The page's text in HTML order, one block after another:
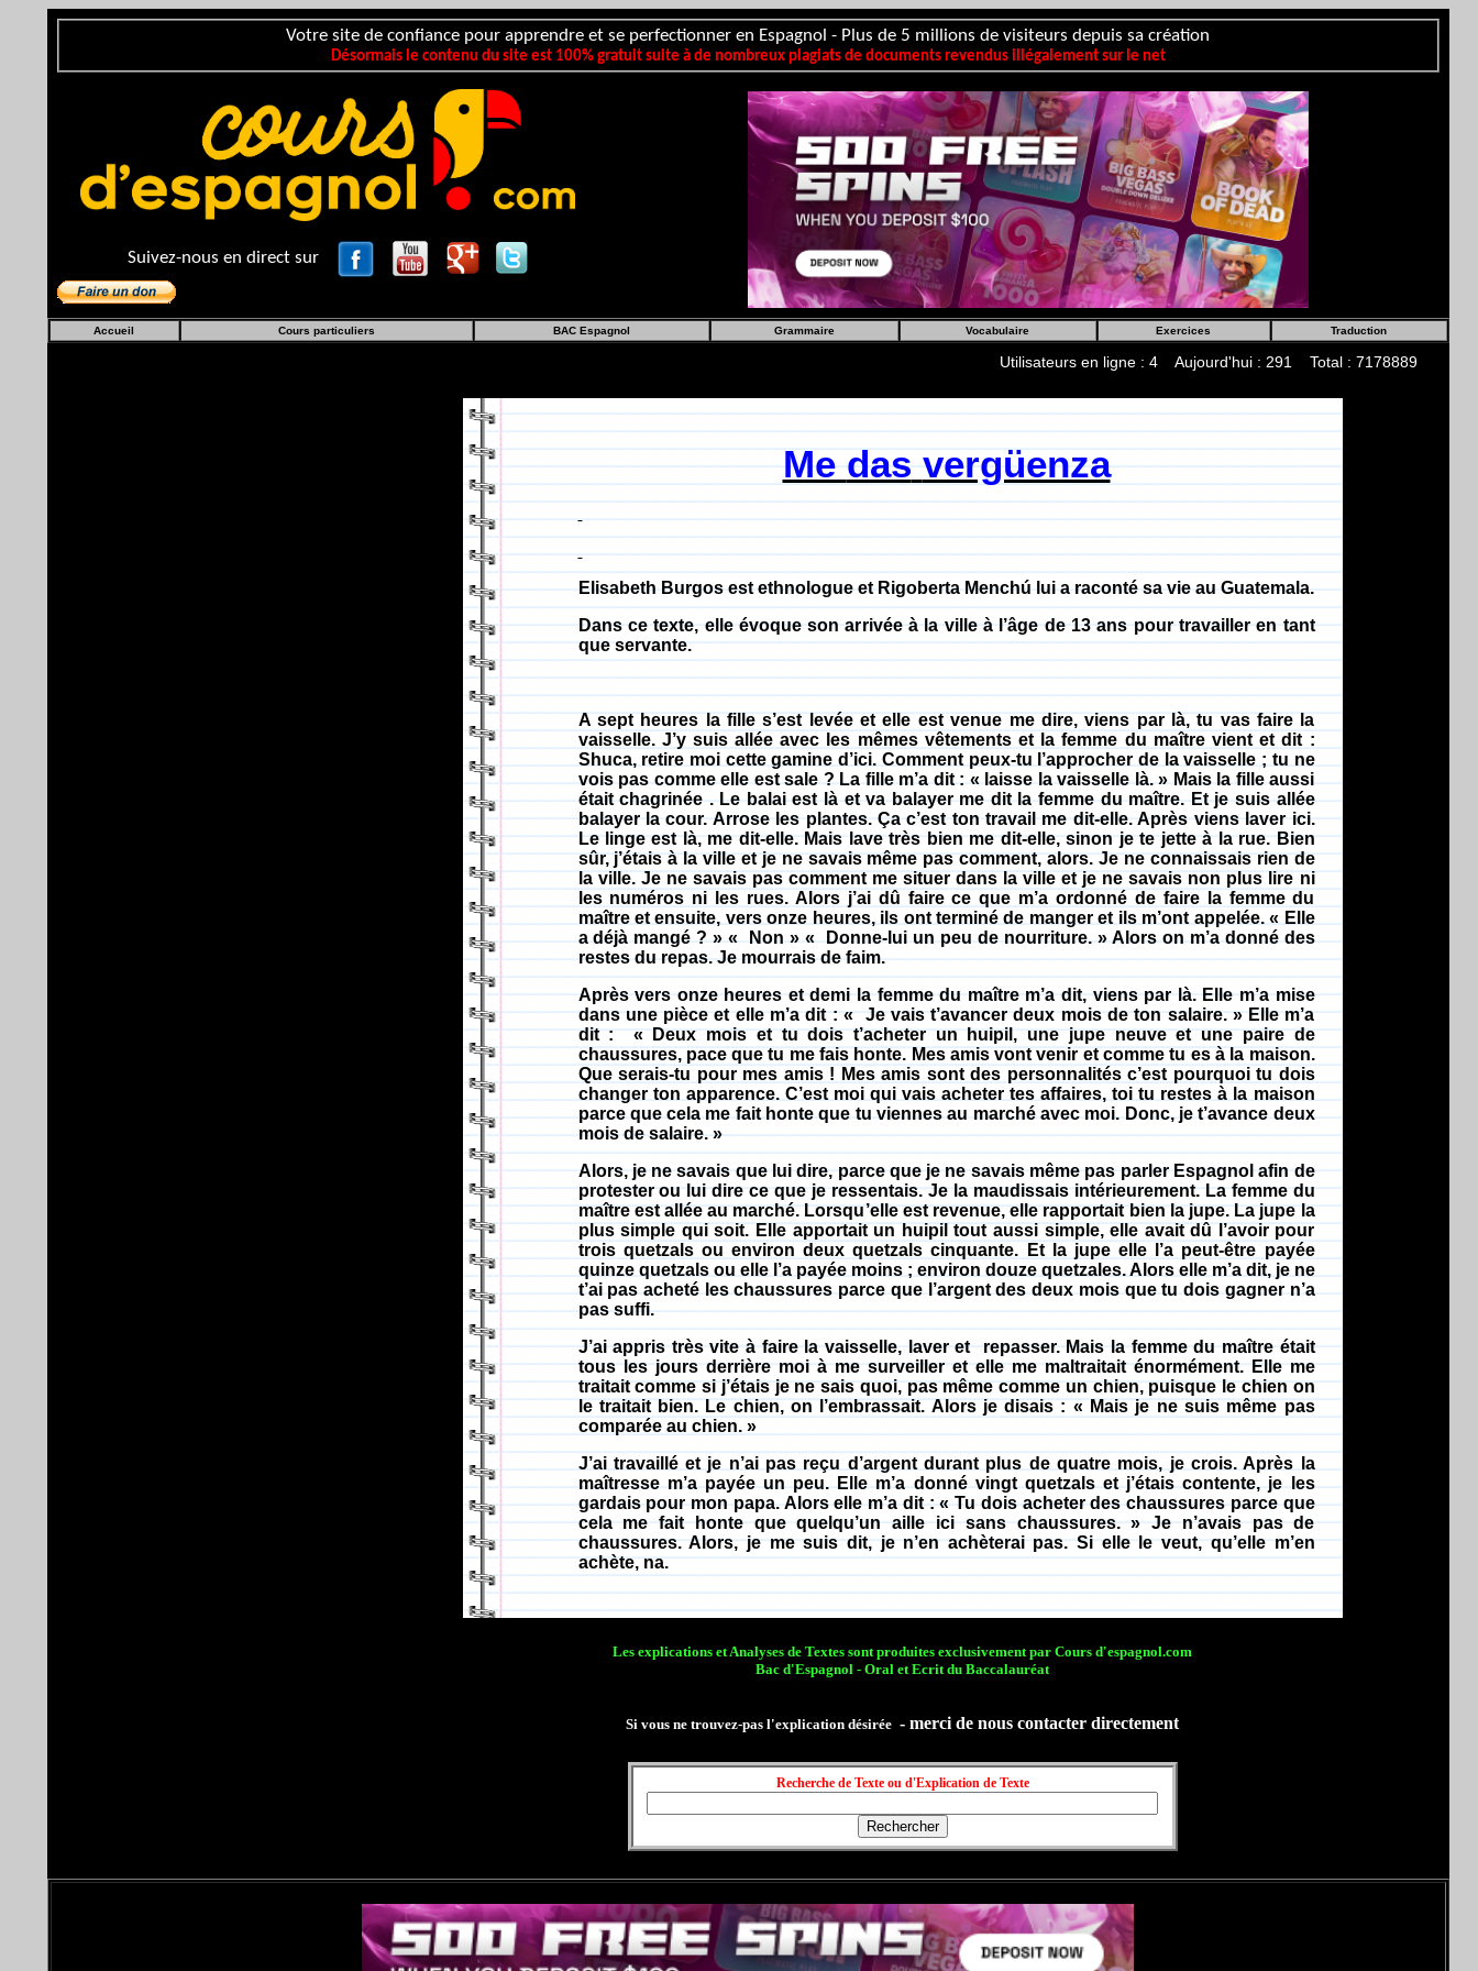
Votre site de confiance pour apprendre et se perfectionner en Espagnol - Plus de 5 millions de visiteurs depuis sa création
Désormais le contenu du site est 100% gratuit suite à de nombreux plagiats de documents revendus illégalement sur le net
Suivez-nous en direct sur
Accueil Cours particuliers BAC Espagnol Grammaire Vocabulaire Exercices Traduction
Utilisateurs en ligne : 4 Aujourd'hui : 291 Total : 7178889
Medas vergüenza
Elisabeth Burgos est ethnologue et Rigoberta Menchú lui a raconté sa vie au Guatemala.
Dans ce texte, elle évoque son arrivée à la ville à l’âge de 13 ans pour travailler en tant
que servante.
A sept heures la fille s’est levée et elle est venue me dire, viens par là, tu vas faire la
vaisselle. J’y suis allée avec les mêmes vêtements et la femme du maître vient et dit :
Shuca, retire moi cette gamine d’ici. Comment peux-tu l’approcher de la vaisselle ; tu ne
vois pas comme elle est sale ? La fille m’a dit : « laisse la vaisselle là. » Mais la fille aussi
étaitchagrinée .Le balai est là et va balayer me dit la femme du maître. Et je suis allée
balayer la cour. Arrose les plantes. Ça c’est ton travail me dit-elle. Après viens laver ici.
Le linge est là, me dit-elle. Mais lave très bien me dit-elle, sinon je te jette à la rue. Bien
sûr, j’étais à la ville et je ne savais même pas comment, alors. Je ne connaissais rien de
la ville. Je ne savais pas comment me situer dans la ville et je ne savais non plus lire ni
les numéros ni les rues. Alors j’ai dû faire ce que m’a ordonné de faire la femme du
maître et ensuite, vers onze heures, ils ont terminé de manger et ils m’ont appelée. « Elle
a déjà mangé ? » « Non » « Donne-lui un peu de nourriture. » Alors on m’a donné des
restes du repas. Je mourrais de faim.
Après vers onze heures et demi la femme du maître m’a dit, viens par là. Elle m’a mise
dans une pièce et elle m’a dit : « Je vais t’avancer deux mois de ton salaire. » Elle m’a
dit :«Deux mois et tu dois t’acheter un huipil, une jupe neuve et une paire de
chaussures, pace que tu me fais honte. Mes amis vont venir et comme tu es à la maison.
Que serais-tu pour mes amis ! Mes amis sont des personnalités c’est pourquoi tu dois
changer ton apparence. C’est moi qui vais acheter tes affaires, toi tu restes à la maison
parce que cela me fait honte que tu viennes au marché avec moi. Donc, je t’avance deux
mois de salaire. »
Alors, je ne savais que lui dire, parce que je ne savais même pas parler Espagnol afin de
protester ou lui dire ce que je ressentais. Je la maudissais intérieurement. La femme du
maître est allée au marché. Lorsqu’elle est revenue, elle rapportait bien la jupe. La jupe la
plus simple qui soit. Elle apportait un huipil tout aussi simple, elle avait dû l’avoir pour
trois quetzals ou environ deux quetzals cinquante. Et la jupe elle l’a peut-être payée
quinze quetzals ou elle l’a payée moins ; environ douze quetzales. Alors elle m’a dit, je ne
t’ai pas acheté les chaussures parce que l’argent des deux mois que tu dois gagner n’a
pas suffi.
J’ai appris très vite à faire la vaisselle, laver et
repasser. Mais la femme du maître était
tous les jours derrière moi à me surveiller et elle me maltraitait énormément. Elle me
traitait comme si j’étais je ne sais quoi, pas même comme un chien, puisque le chien on
le traitait bien. Le chien, on l’embrassait. Alors je disais : « Mais je ne suis même pas
comparée au chien. »
J’ai travaillé et je n’ai pas reçu d’argent durant plus de quatre mois, je crois. Après la
maîtresse m’a payée un peu. Elle m’a donné vingt quetzals et j’étais contente, je les
gardais pour mon papa. Alors elle m’a dit : « Tu dois acheter des chaussures parce que
cela me fait honte que quelqu’un aille ici sans chaussures. » Je n’avais pas de
chaussures. Alors, je me suis dit, je n’en achèterai pas. Si elle le veut, qu’elle m’en
achète, na.
Les explications et Analyses de Textes sont produites exclusivement par Cours d'espagnol.com
Bac d'Espagnol - Oral et Ecrit du Baccalauréat
Si vous ne trouvez-pas l'explication désirée - merci de nous contacter directement
Recherche de Texte ou d'Explication de Texte